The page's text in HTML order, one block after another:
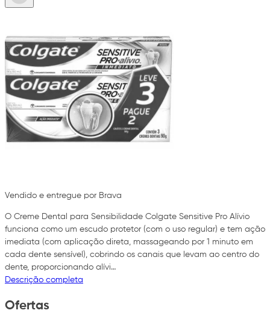
Vendido e entregue por Brava
O Creme Dental para Sensibilidade Colgate Sensitive Pro Alívio
funciona como um escudo protetor (com o uso regular) e tem ação
imediata (com aplicação direta, massageando por 1 minuto em
cada dente sensível), cobrindo os canais que levam ao centro do
dente, proporcionando alívi…
Descrição completa
Ofertas